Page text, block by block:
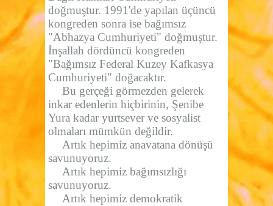
doğmuştur. 1991'de yapılan üçüncü
kongreden sonra ise bağımsız
"Abhazya Cumhuriyeti" doğmuştur.
İnşallah dördüncü kongreden
"Bağımsız Federal Kuzey Kafkasya
Cumhuriyeti" doğacaktır.
Bu gerçeği görmezden gelerek
inkar edenlerin hiçbirinin, Şenibe
Yura kadar yurtsever ve sosyalist
olmaları mümkün değildir.
Artık hepimiz anavatana dönüşü
savunuyoruz.
Artık hepimiz bağımsızlığı
savunuyoruz.
Artık hepimiz demokratik